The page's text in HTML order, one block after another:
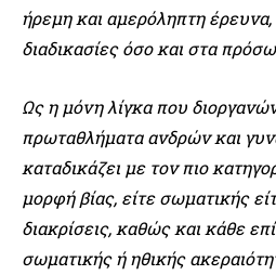
ήρεμη και αμερόληπτη
διαδικασίες όσο και στα
Ως η μόνη λίγκα που
πρωταθλήματα ανδρών και
καταδικάζει με τον πιο
μορφή βίας, είτε σωματικής
διακρίσεις, καθώς και κάθε
σωματικής ή ηθικής